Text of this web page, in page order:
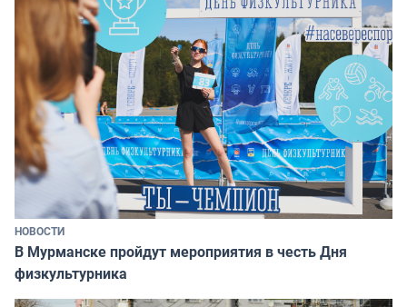
НОВОСТИ
В Мурманске пройдут мероприятия в честь Дня
физкультурника